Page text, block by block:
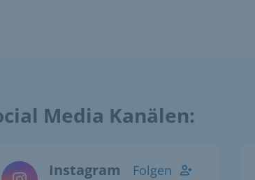
Media Kanälen:
Instagram Folgen